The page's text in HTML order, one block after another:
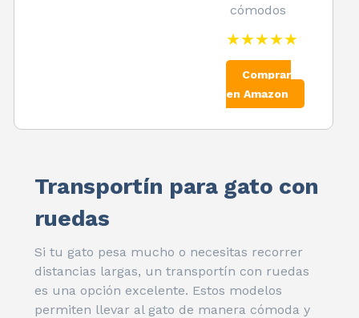
cómodos
★★★★★
Comprar
en Amazon
Transportín para gato con
ruedas
Si tu gato pesa mucho o necesitas recorrer
distancias largas, un transportín con ruedas
es una opción excelente. Estos modelos
permiten llevar al gato de manera cómoda y